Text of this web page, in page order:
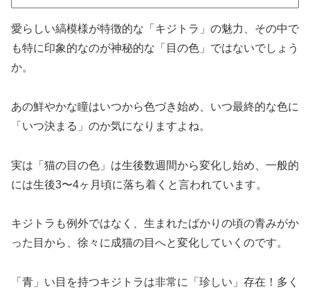
愛らしい縞模様が特徴的な「キジトラ」の魅力、その中で
も特に印象的なのが神秘的な「目の色」ではないでしょう
か。
あの鮮やかな瞳はいつから色づき始め、いつ最終的な色に
「いつ決まる」のか気になりますよね。
実は「猫の目の色」は生後数週間から変化し始め、一般的
には生後3〜4ヶ月頃に落ち着くと言われています。
キジトラも例外ではなく、生まれたばかりの頃の青みがか
った目から、徐々に成猫の目へと変化していくのです。
「青」い目を持つキジトラは非常に「珍しい」存在！多く